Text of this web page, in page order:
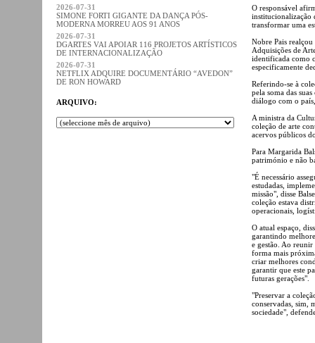
2026-07-31
SIMONE FORTI GIGANTE DA DANÇA PÓS-
MODERNA MORREU AOS 91 ANOS
2026-07-31
DGARTES VAI APOIAR 116 PROJETOS ARTÍSTICOS
DE INTERNACIONALIZAÇÃO
2026-07-31
NETFLIX ADQUIRE DOCUMENTÁRIO “AVEDON”
DE RON HOWARD
ARQUIVO:
O responsável
institucionalização
transformar uma
Nobre Pais
Adquisições de
identificada como
especificamente
Referindo-se à
pela soma das
diálogo com o
A ministra da
coleção de arte
acervos públicos
Para Margarida
património e não
"É necessário
estudadas,
missão", disse
coleção estava
operacionais,
O atual espaço,
garantindo
e gestão. Ao
forma mais
criar melhores
garantir que este
futuras gerações".
"Preservar a
conservadas, sim,
sociedade",